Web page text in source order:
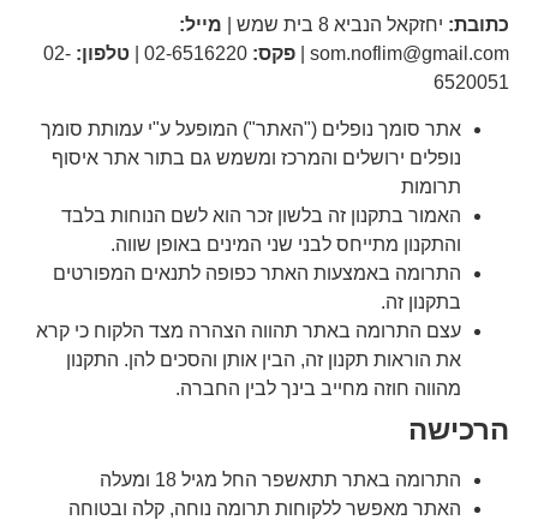
כתובת: יחזקאל הנביא 8 בית שמש |
מייל:
som.noflim@gmail.com
פקס: טלפון: ‭02-
6520051‬
אתר סומך נופלים ("האתר") המופעל ע"י עמותת סומך
נופלים ירושלים והמרכז ומשמש גם בתור אתר איסוף
תרומות
האמור בתקנון זה בלשון זכר הוא לשם הנוחות בלבד
והתקנון מתייחס לבני שני המינים באופן שווה.
התרומה באמצעות האתר כפופה לתנאים המפורטים
בתקנון זה.
עצם התרומה באתר תהווה הצהרה מצד הלקוח כי קרא
את הוראות תקנון זה, הבין אותן והסכים להן. התקנון
מהווה חוזה מחייב בינך לבין החברה.
הרכישה
התרומה באתר תתאשפר החל מגיל 18 ומעלה
האתר מאפשר ללקוחות תרומה נוחה, קלה ובטוחה